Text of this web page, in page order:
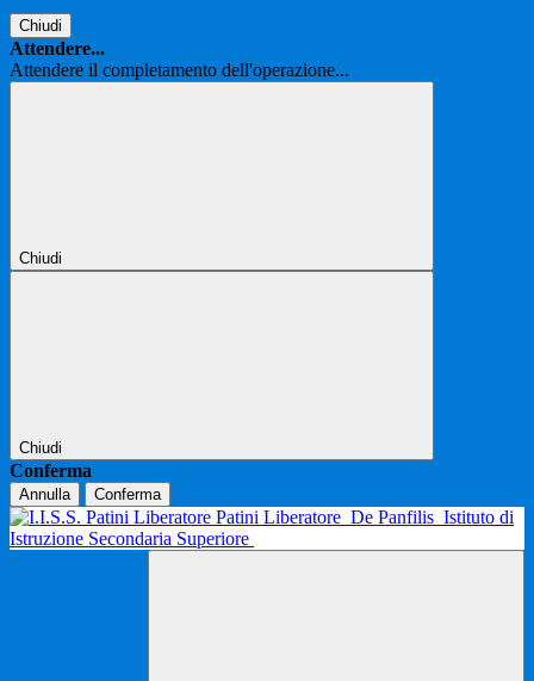
Chiudi
Attendere...
Attendere il completamento dell'operazione...
Chiudi
Chiudi
Conferma
Annulla Conferma
Patini Liberatore De Panfilis Istituto di
Istruzione Secondaria Superiore